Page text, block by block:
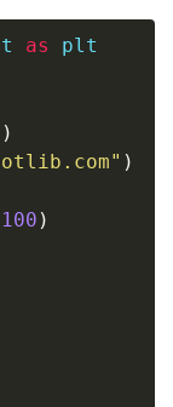
as
)
)
100 )